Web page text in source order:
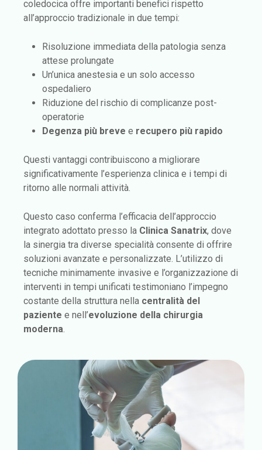
coledocica offre importanti benefici rispetto
all’approccio tradizionale in due tempi:
Risoluzione immediata della patologia senza
attese prolungate
Un’unica anestesia e un solo accesso
ospedaliero
Riduzione del rischio di complicanze post-
operatorie
Degenza più breve e recupero più rapido
Questi vantaggi contribuiscono a migliorare
significativamente l’esperienza clinica e i tempi di
ritorno alle normali attività.
Questo caso conferma l’efficacia dell’approccio
integrato adottato presso la Clinica Sanatrix, dove
la sinergia tra diverse specialità consente di offrire
soluzioni avanzate e personalizzate. L’utilizzo di
tecniche minimamente invasive e l’organizzazione di
interventi in tempi unificati testimoniano l’impegno
costante della struttura nella centralità del
paziente e nell’evoluzione della chirurgia
moderna